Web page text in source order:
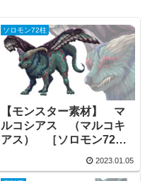
ソロモン72柱
【モンスター素材】 マ
ルコシアス （マルコキ
アス） ［ソロモン72
ル ゴエティア ｜フリ
2023.01.05